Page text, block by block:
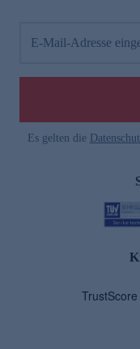
E-Mail-Adresse
Es gelten die